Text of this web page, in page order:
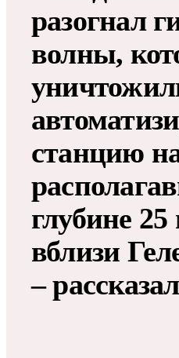
разогнал
волны,
станцию
глубине
вблизи
–